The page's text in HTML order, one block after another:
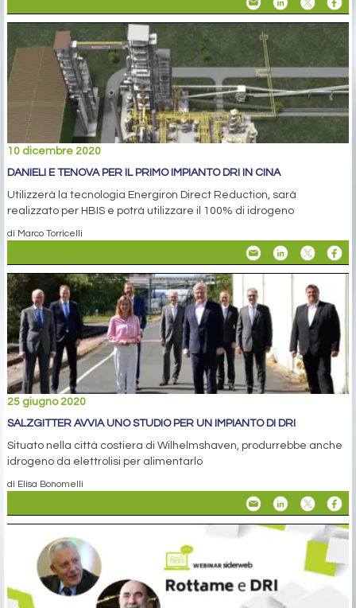
10 dicembre 2020
DANIELI E TENOVA PER IL PRIMO IMPIANTO DRI IN CINA
Utilizzerà la tecnologia Energiron Direct Reduction, sarà
realizzato per HBIS e potrà utilizzare il 100% di idrogeno
di Marco Torricelli
25 giugno 2020
SALZGITTER AVVIA UNO STUDIO PER UN IMPIANTO DI DRI
Situato nella città costiera di Wilhelmshaven, produrrebbe anche
idrogeno da elettrolisi per alimentarlo
di Elisa Bonomelli